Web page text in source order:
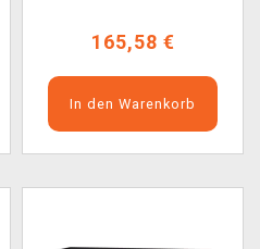
165,58 €
In den Warenkorb